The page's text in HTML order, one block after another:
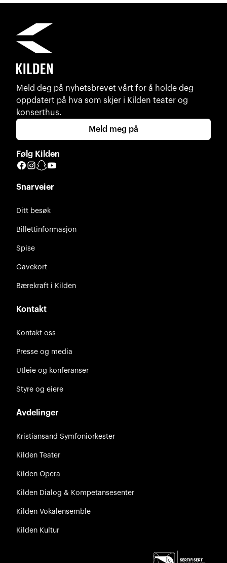
Meld deg på nyhetsbrevet vårt for å holde deg
oppdatert på hva som skjer i Kilden teater og
konserthus.
Meld meg på
Følg Kilden
Facebook
Instagram
Snapchat
Snarveier
Ditt besøk
Billettinformasjon
Spise
Gavekort
Bærekraft i Kilden
Kontakt
Kontakt oss
Presse og media
Utleie og konferanser
Styre og eiere
Avdelinger
Kristiansand Symfoniorkester
Kilden Teater
Kilden Opera
Kilden Dialog & Kompetansesenter
Kilden Vokalensemble
Kilden Kultur